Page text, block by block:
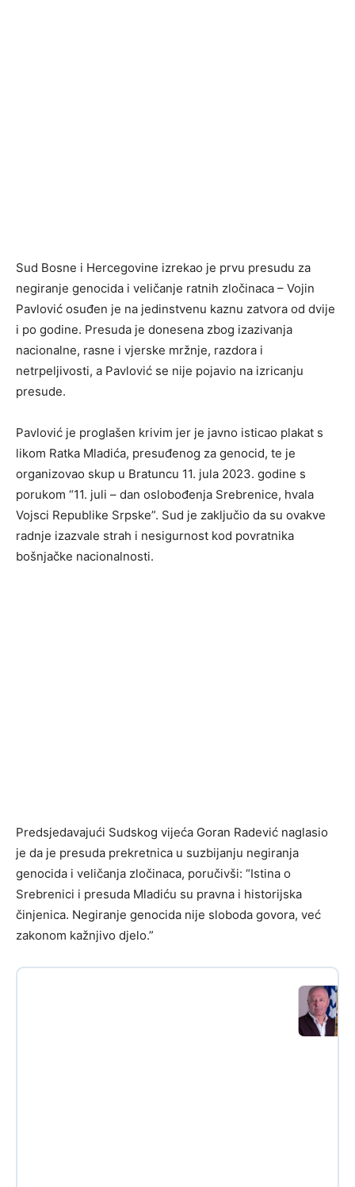
Sud Bosne i Hercegovine izrekao je prvu presudu za
negiranje genocida i veličanje ratnih zločinaca – Vojin
Pavlović osuđen je na jedinstvenu kaznu zatvora od dvije
i po godine. Presuda je donesena zbog izazivanja
nacionalne, rasne i vjerske mržnje, razdora i
netrpeljivosti, a Pavlović se nije pojavio na izricanju
presude.
Pavlović je proglašen krivim jer je javno isticao plakat s
likom Ratka Mladića, presuđenog za genocid, te je
organizovao skup u Bratuncu 11. jula 2023. godine s
porukom “11. juli – dan oslobođenja Srebrenice, hvala
Vojsci Republike Srpske”. Sud je zaključio da su ovakve
radnje izazvale strah i nesigurnost kod povratnika
bošnjačke nacionalnosti.
Predsjedavajući Sudskog vijeća Goran Radević naglasio
je da je presuda prekretnica u suzbijanju negiranja
genocida i veličanja zločinaca, poručivši: “Istina o
Srebrenici i presuda Mladiću su pravna i historijska
činjenica. Negiranje genocida nije sloboda govora, već
zakonom kažnjivo djelo.”